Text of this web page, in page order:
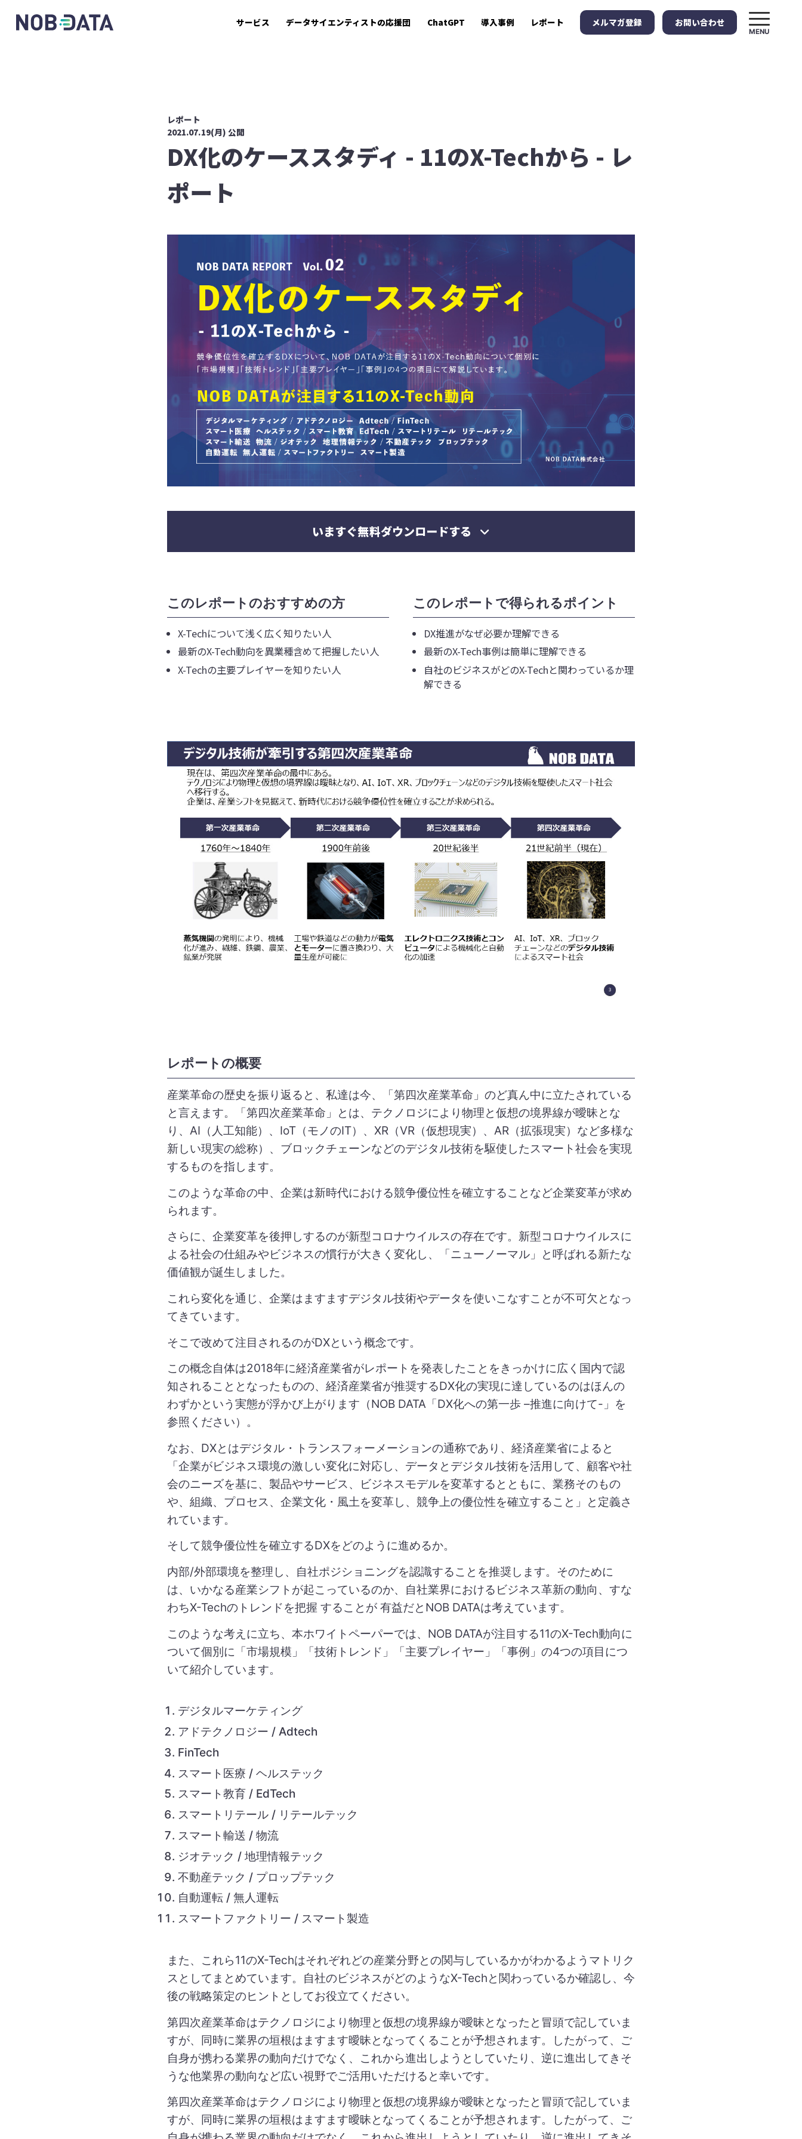
サービス データサイエンティストの応援団 ChatGPT 導入事例 レポート メルマガ登録 お問い合わせ
MENU
レポート
2021.07.19(月) 公開
DX化のケーススタディ - 11のX-Techから - レ
ポート
いますぐ無料ダウンロードする
このレポートのおすすめの方
X-Techについて浅く広く知りたい人
最新のX-Tech動向を異業種含めて把握したい人
X-Techの主要プレイヤーを知りたい人
このレポートで得られるポイント
DX推進がなぜ必要か理解できる
最新のX-Tech事例は簡単に理解できる
自社のビジネスがどのX-Techと関わっているか理
解できる
レポートの概要
産業革命の歴史を振り返ると、私達は今、「第四次産業革命」のど真ん中に立たされている
と言えます。「第四次産業革命」とは、テクノロジにより物理と仮想の境界線が曖昧とな
り、AI（人工知能）、IoT（モノのIT）、XR（VR（仮想現実）、AR（拡張現実）など多様な
新しい現実の総称）、ブロックチェーンなどのデジタル技術を駆使したスマート社会を実現
するものを指します。
このような革命の中、企業は新時代における競争優位性を確立することなど企業変革が求め
られます。
さらに、企業変革を後押しするのが新型コロナウイルスの存在です。新型コロナウイルスに
よる社会の仕組みやビジネスの慣行が大きく変化し、「ニューノーマル」と呼ばれる新たな
価値観が誕生しました。
これら変化を通じ、企業はますますデジタル技術やデータを使いこなすことが不可欠となっ
てきています。
そこで改めて注目されるのがDXという概念です。
この概念自体は2018年に経済産業省がレポートを発表したことをきっかけに広く国内で認
知されることとなったものの、経済産業省が推奨するDX化の実現に達しているのはほんの
わずかという実態が浮かび上がります（NOB DATA「DX化への第一歩 –推進に向けて-」を
参照ください）。
なお、DXとはデジタル・トランスフォーメーションの通称であり、経済産業省によると
「企業がビジネス環境の激しい変化に対応し、データとデジタル技術を活用して、顧客や社
会のニーズを基に、製品やサービス、ビジネスモデルを変革するとともに、業務そのもの
や、組織、プロセス、企業文化・風土を変革し、競争上の優位性を確立すること」と定義さ
れています。
そして競争優位性を確立するDXをどのように進めるか。
内部/外部環境を整理し、自社ポジショニングを認識することを推奨します。そのために
は、いかなる産業シフトが起こっているのか、自社業界におけるビジネス革新の動向、すな
わちX-Techのトレンドを把握 することが 有益だとNOB DATAは考えています。
このような考えに立ち、本ホワイトペーパーでは、NOB DATAが注目する11のX-Tech動向に
ついて個別に「市場規模」「技術トレンド」「主要プレイヤー」「事例」の4つの項目につ
いて紹介しています。
デジタルマーケティング
アドテクノロジー / Adtech
FinTech
スマート医療 / ヘルステック
スマート教育 / EdTech
スマートリテール / リテールテック
スマート輸送 / 物流
ジオテック / 地理情報テック
不動産テック / プロップテック
自動運転 / 無人運転
スマートファクトリー / スマート製造
また、これら11のX-Techはそれぞれどの産業分野との関与しているかがわかるようマトリク
スとしてまとめています。自社のビジネスがどのようなX-Techと関わっているか確認し、今
後の戦略策定のヒントとしてお役立てください。
第四次産業革命はテクノロジにより物理と仮想の境界線が曖昧となったと冒頭で記していま
すが、同時に業界の垣根はますます曖昧となってくることが予想されます。したがって、ご
自身が携わる業界の動向だけでなく、これから進出しようとしていたり、逆に進出してきそ
うな他業界の動向など広い視野でご活用いただけると幸いです。
第四次産業革命はテクノロジにより物理と仮想の境界線が曖昧となったと冒頭で記していま
すが、同時に業界の垣根はますます曖昧となってくることが予想されます。したがって、ご